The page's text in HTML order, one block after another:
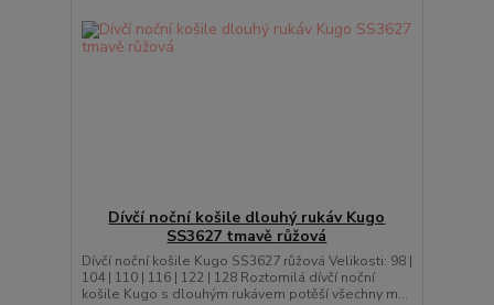
Dívčí noční košile dlouhý rukáv Kugo
SS3627 tmavě růžová
Dívčí noční košile Kugo SS3627 růžová Velikosti: 98 |
104 | 110 | 116 | 122 | 128 Roztomilá dívčí noční
košile Kugo s dlouhým rukávem potěší všechny m...